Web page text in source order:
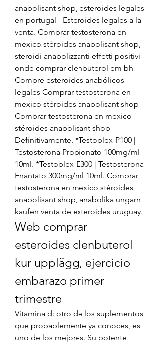
anabolisant shop, esteroides legales
en portugal - Esteroides legales a la
venta. Comprar testosterona en
mexico stéroides anabolisant shop,
steroidi anabolizzanti effetti positivi
onde comprar clenbuterol em bh -
Compre esteroides anabólicos
legales Comprar testosterona en
mexico stéroides anabolisant shop
Comprar testosterona en mexico
stéroides anabolisant shop
Definitivamente. *Testoplex-P100 |
Testosterona Propionato 100mg/ml
10ml. *Testoplex-E300 | Testosterona
Enantato 300mg/ml 10ml. Comprar
testosterona en mexico stéroides
anabolisant shop, anabolika ungarn
Web comprar
esteroides clenbuterol
kur upplägg, ejercicio
embarazo primer
trimestre
Vitamina d: otro de los suplementos
que probablemente ya conoces, es
uno de los mejores. Su potente